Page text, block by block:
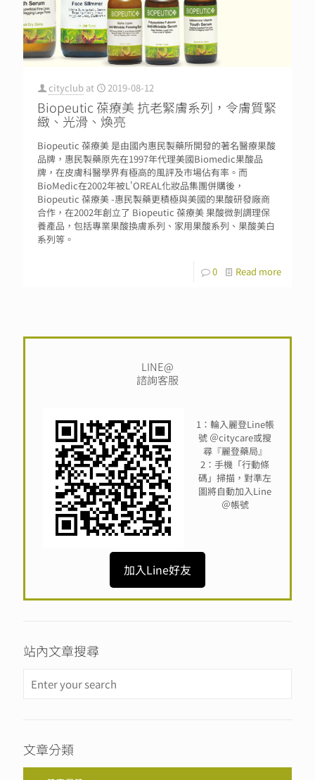
cityclub at 2019-08-12
Biopeutic 葆療美 抗老緊膚系列，令膚質緊
緻、光滑、煥亮
Biopeutic 葆療美 是由國內惠民製藥所開發的著名醫療果酸
品牌，惠民製藥原先在1997年代理美國Biomedic果酸品
牌，在皮膚科醫學界有極高的風評及市場佔有率。而
BioMedic在2002年被L'OREAL化妝品集團併購後，
Biopeutic 葆療美 -惠民製藥更積極與美國的果酸研發廠商
合作，在2002年創立了 Biopeutic 葆療美 果酸微剝調理保
養產品，包括專業果酸換膚系列、家用果酸系列、果酸美白
系列等。
0 Read more
LINE@
諮詢客服
1：輪入麗登Line帳
號 ＠citycare或搜
尋『麗登藥局』
2：手機「行動條
碼」掃描，對準左
圖將自動加入Line
＠帳號
加入Line好友
站內文章搜尋
文章分類